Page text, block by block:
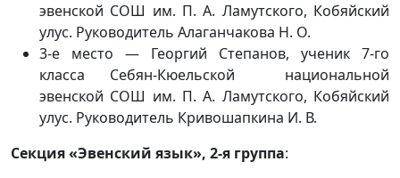
эвенской СОШ им. П. А. Ламутского, Кобяйский
улус. Руководитель Алаганчакова Н. О.
3-е место — Георгий Степанов, ученик 7-го
класса Себян-Кюельской национальной
эвенской СОШ им. П. А. Ламутского, Кобяйский
улус. Руководитель Кривошапкина И. В.
Секция «Эвенский язык», 2-я группа: